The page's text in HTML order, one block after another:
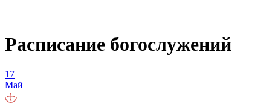
Расписание богослужений
17
Май